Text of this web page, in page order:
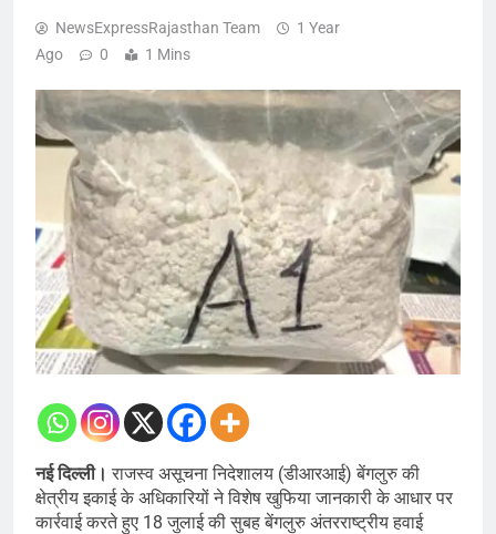
NewsExpressRajasthan Team
1 Year
Ago
0 1 Mins
नई दिल्ली।राजस्व असूचना निदेशालय (डीआरआई) बेंगलुरु की
क्षेत्रीय इकाई के अधिकारियों ने विशेष खुफिया जानकारी के आधार पर
कार्रवाई करते हुए 18 जुलाई की सुबह बेंगलुरु अंतरराष्ट्रीय हवाई